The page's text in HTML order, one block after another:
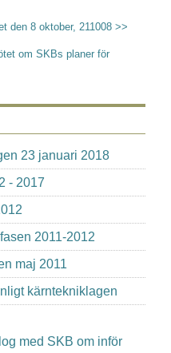
den 8 oktober, 211008 >>
om SKBs planer för
23 januari 2018
- 2017
2011-2012
maj 2011
kärntekniklagen
med SKB om inför